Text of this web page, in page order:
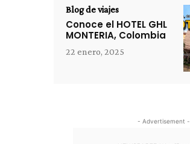
Blog de viajes
Conoce el HOTEL GHL
MONTERIA, Colombia
22 enero, 2025
- Advertisement -